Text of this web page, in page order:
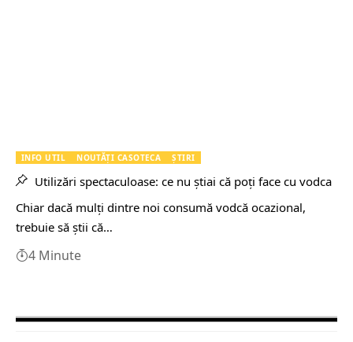
INFO UTIL NOUTĂŢI CASOTECA ȘTIRI
Utilizări spectaculoase: ce nu ştiai că poţi face cu vodca
Chiar dacă mulţi dintre noi consumă vodcă ocazional,
trebuie să ştii că…
4 Minute